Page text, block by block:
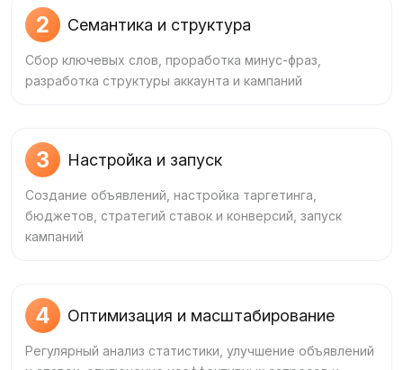
2 Семантика и структура
Сбор ключевых слов, проработка минус‑фраз,
разработка структуры аккаунта и кампаний
3 Настройка и запуск
Создание объявлений, настройка таргетинга,
бюджетов, стратегий ставок и конверсий, запуск
кампаний
4 Оптимизация и масштабирование
Регулярный анализ статистики, улучшение объявлений